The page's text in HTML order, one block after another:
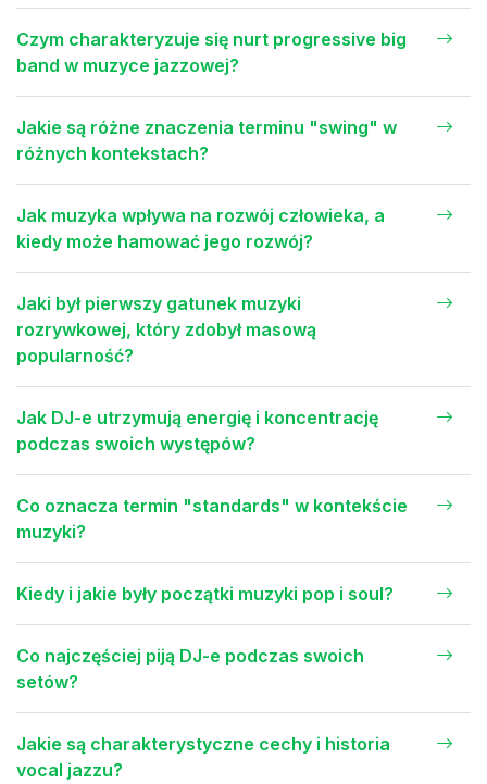
Czym charakteryzuje się nurt progressive big
band w muzyce jazzowej?
Jakie są różne znaczenia terminu "swing" w
różnych kontekstach?
Jak muzyka wpływa na rozwój człowieka, a
kiedy może hamować jego rozwój?
Jaki był pierwszy gatunek muzyki
rozrywkowej, który zdobył masową
popularność?
Jak DJ-e utrzymują energię i koncentrację
podczas swoich występów?
Co oznacza termin "standards" w kontekście
muzyki?
Kiedy i jakie były początki muzyki pop i soul?
Co najczęściej piją DJ-e podczas swoich
setów?
Jakie są charakterystyczne cechy i historia
vocal jazzu?